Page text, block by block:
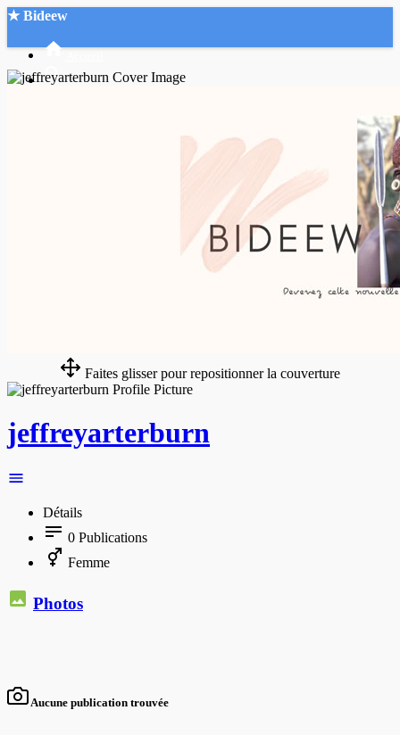
★ Bideew
Faites glisser pour repositionner la couverture
jeffreyarterburn
Détails
0 Publications
Femme
Photos
Aucune publication trouvée